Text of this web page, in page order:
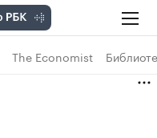
The Economist